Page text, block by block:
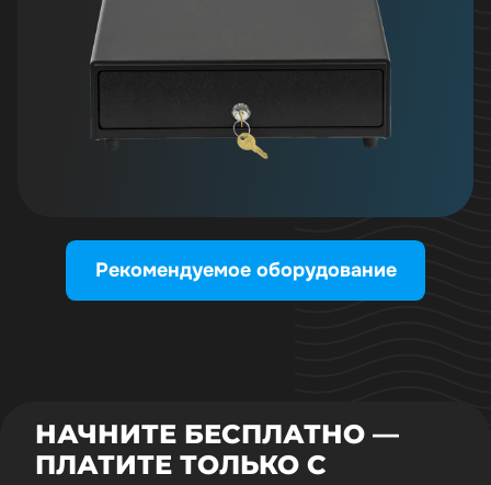
Рекомендуемое оборудование
НАЧНИТЕ БЕСПЛАТНО —
ПЛАТИТЕ ТОЛЬКО С